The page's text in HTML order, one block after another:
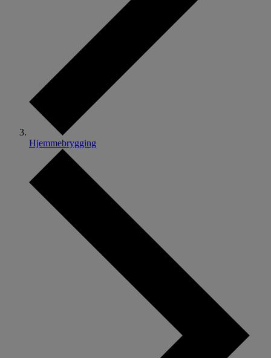
Hjemmebrygging